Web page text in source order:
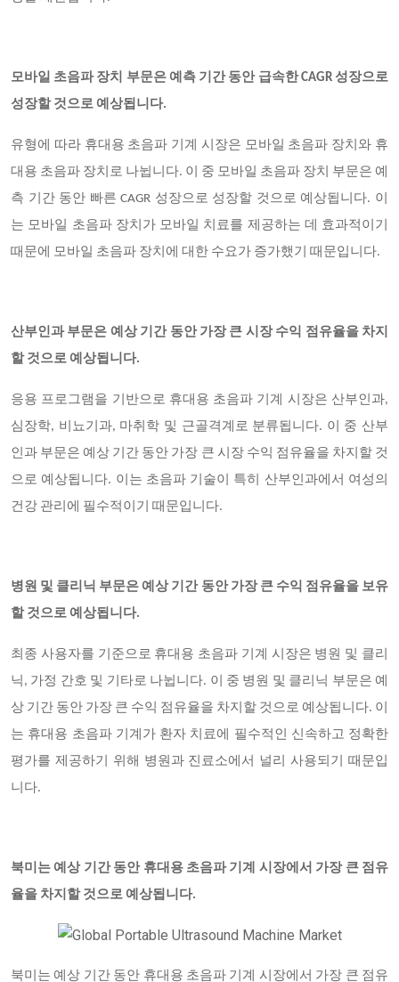
모바일 초음파 장치 부문은 예측 기간 동안 급속한 CAGR 성장으로
성장할 것으로 예상됩니다.
유형에 따라 휴대용 초음파 기계 시장은 모바일 초음파 장치와 휴
대용 초음파 장치로 나뉩니다. 이 중 모바일 초음파 장치 부문은 예
측 기간 동안 빠른 CAGR 성장으로 성장할 것으로 예상됩니다. 이
는 모바일 초음파 장치가 모바일 치료를 제공하는 데 효과적이기
때문에 모바일 초음파 장치에 대한 수요가 증가했기 때문입니다.
산부인과 부문은 예상 기간 동안 가장 큰 시장 수익 점유율을 차지
할 것으로 예상됩니다.
응용 프로그램을 기반으로 휴대용 초음파 기계 시장은 산부인과,
심장학, 비뇨기과, 마취학 및 근골격계로 분류됩니다. 이 중 산부
인과 부문은 예상 기간 동안 가장 큰 시장 수익 점유율을 차지할 것
으로 예상됩니다. 이는 초음파 기술이 특히 산부인과에서 여성의
건강 관리에 필수적이기 때문입니다.
병원 및 클리닉 부문은 예상 기간 동안 가장 큰 수익 점유율을 보유
할 것으로 예상됩니다.
최종 사용자를 기준으로 휴대용 초음파 기계 시장은 병원 및 클리
닉, 가정 간호 및 기타로 나뉩니다. 이 중 병원 및 클리닉 부문은 예
상 기간 동안 가장 큰 수익 점유율을 차지할 것으로 예상됩니다. 이
는 휴대용 초음파 기계가 환자 치료에 필수적인 신속하고 정확한
평가를 제공하기 위해 병원과 진료소에서 널리 사용되기 때문입
니다.
북미는 예상 기간 동안 휴대용 초음파 기계 시장에서 가장 큰 점유
율을 차지할 것으로 예상됩니다.
북미는 예상 기간 동안 휴대용 초음파 기계 시장에서 가장 큰 점유